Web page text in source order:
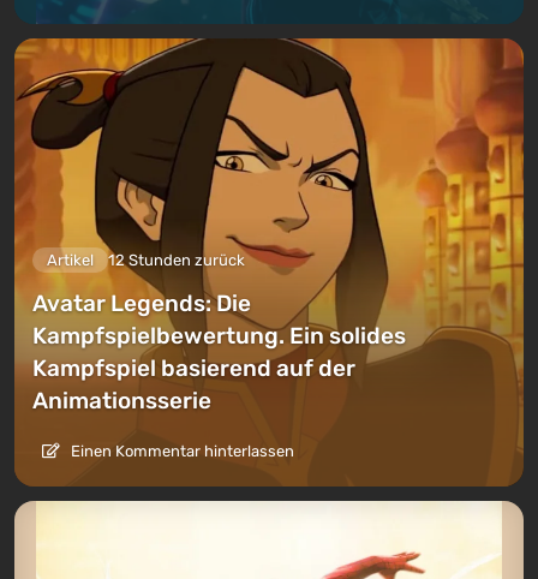
Artikel 12 Stunden zurück
Avatar Legends: Die
Kampfspielbewertung. Ein solides
Kampfspiel basierend auf der
Animationsserie
Einen Kommentar hinterlassen